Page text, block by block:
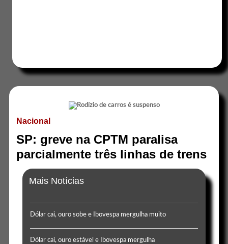
Nacional
SP: greve na CPTM paralisa
parcialmente três linhas de trens
Mais Notícias
Dólar cai, ouro sobe e Ibovespa mergulha muito
Dólar cai, ouro estável e Ibovespa mergulha